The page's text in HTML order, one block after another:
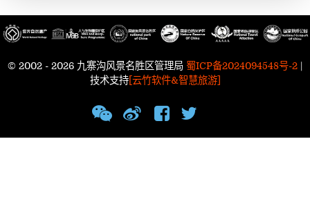
© 2002 - 2026 九寨沟风景名胜区管理局 蜀ICP备2024094548号-2 |
技术支持[云竹软件&智慧旅游]